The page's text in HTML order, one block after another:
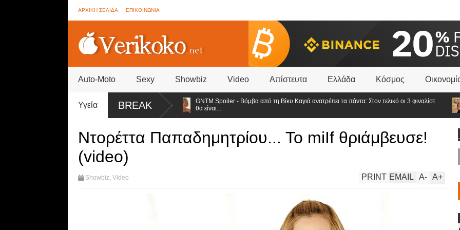
ΑΡΧΙΚΗ ΣΕΛΙΔΑ ΕΠΙΚΟΙΝΩΝΙΑ
Auto-Moto Sexy Showbiz Video Απίστευτα Ελλάδα Κόσμος
Υγεία BREAK
μαύρα της εσώρουχα και ανέβασε τη θερμοκρασία
GNTM Spoiler - Βόμβα από τη Βίκυ Καγιά ανατρέπει τα πάντα: Στον τελικό οι 3 φιναλίστ
θα είναι...
Ντορέττα Παπαδημητρίου... Το miΙf θριάμβευσε!
(video)
Showbiz Video A+
A-
EMAIL
PRINT